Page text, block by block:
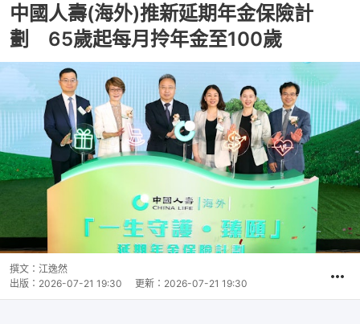
中國人壽(海外)推新延期年金保險計
劃 65歲起每月拎年金至100歲
撰文： 江逸然
出版： 2026-07-21 19:30 更新： 2026-07-21 19:30